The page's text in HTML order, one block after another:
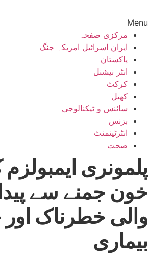
Menu
مرکزی صفحہ
ایران اسرائیل امریکہ جنگ
پاکستان
انٹر نیشنل
کرکٹ
کھیل
سائنس و ٹیکنالوجی
بزنس
انٹرٹینمنٹ
صحت
پلمونری ایمبولزم
خون جمنے سے
والی خطرناک اور
بیماری